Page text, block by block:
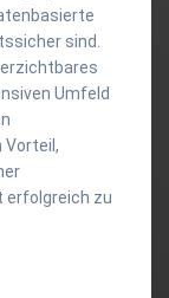
sind.
Umfeld
Vorteil,
erfolgreich zu